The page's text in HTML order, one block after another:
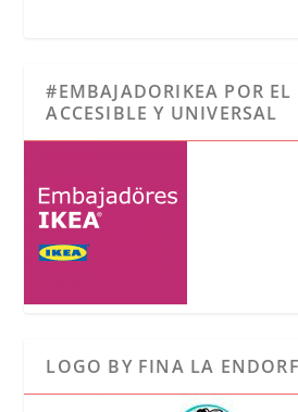
#EMBAJADORIKEA POR EL
ACCESIBLE Y UNIVERSAL
LOGO BY FINA LA